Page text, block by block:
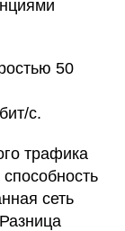
50
с.
трафика
сеть